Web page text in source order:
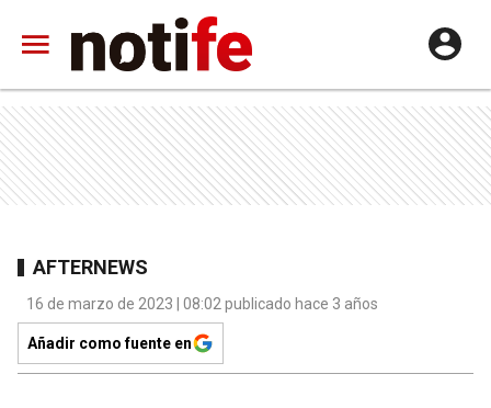
AFTERNEWS
16 de marzo de 2023 | 08:02 publicado hace 3 años
Añadir como fuente en